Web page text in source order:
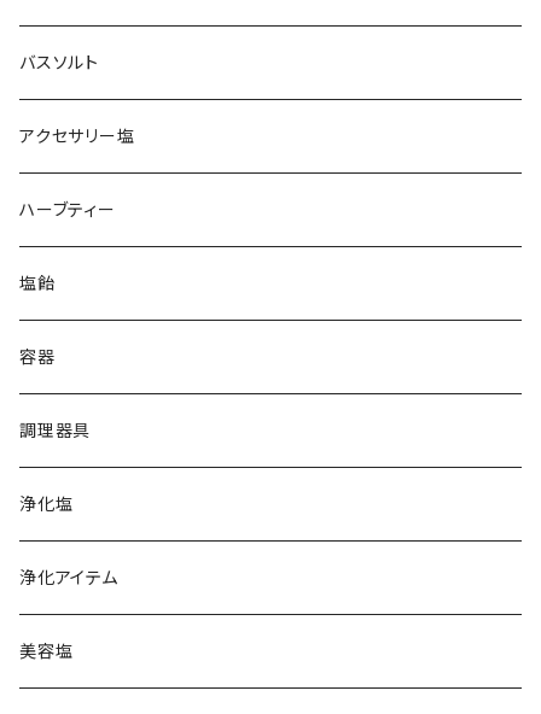
ピンク
イエロー
レッド
コーラル
ブレンド塩
アンデス岩塩
ペルー天日塩
イラン岩塩
グレー
オレンジ
オーストラリア湖塩
ハワイ天日塩
クリスタル
レッド
フランス天日塩
カマルグ
ゲランド
イタリア岩塩
ギリシャ天日塩
岩塩ランプ
岩塩キャンドルホルダー
バスソルト
アクセサリー塩
ハーブティー
塩飴
容器
調理器具
浄化塩
浄化アイテム
美容塩